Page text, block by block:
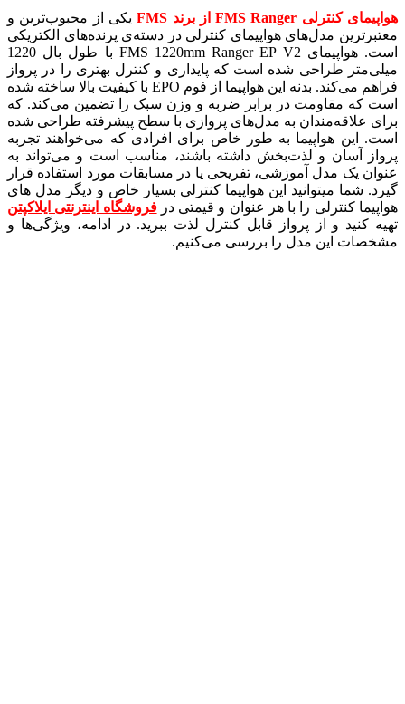
هواپیمای کنترلی FMS Ranger از برند FMS
یکی از محبوب‌ترین و
معتبرترین مدل‌های هواپیمای کنترلی در دسته‌ی پرنده‌های الکتریکی
است.
هواپیمای FMS 1220mm Ranger EP V2 با طول بال 1220
میلی‌متر طراحی شده است که پایداری و کنترل بهتری را در پرواز
فراهم می‌کند. بدنه این هواپیما از فوم EPO با کیفیت بالا ساخته شده
است که مقاومت در برابر ضربه و وزن سبک را تضمین می‌کند. که
برای علاقه‌مندان به مدل‌های پروازی با سطح پیشرفته طراحی شده
است. این هواپیما به طور خاص برای افرادی که می‌خواهند تجربه
پرواز آسان و لذت‌بخش داشته باشند، مناسب است و می‌تواند به
عنوان یک مدل آموزشی، تفریحی یا در مسابقات مورد استفاده قرار
گیرد. شما میتوانید این هواپیما کنترلی بسیار خاص و دیگر مدل های
هواپیما کنترلی را با هر عنوان و قیمتی درفروشگاه اینترنتی ایلاکپتن
تهیه کنید و از پرواز قابل کنترل لذت ببرید. در ادامه، ویژگی‌ها و
مشخصات این مدل را بررسی می‌کنیم.